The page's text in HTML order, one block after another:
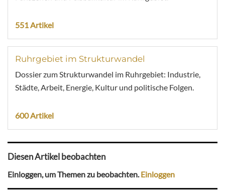
551 Artikel
Ruhrgebiet im Strukturwandel
Dossier zum Strukturwandel im Ruhrgebiet: Industrie,
Städte, Arbeit, Energie, Kultur und politische Folgen.
600 Artikel
Diesen Artikel beobachten
Einloggen, um Themen zu beobachten.Einloggen